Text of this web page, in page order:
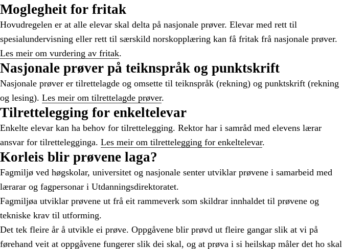
Moglegheit for fritak
Hovudregelen er at alle elevar skal delta på nasjonale prøver. Elevar med rett til
spesialundervisning eller rett til særskild norskopplæring kan få fritak frå nasjonale prøver.
Les meir om vurdering av fritak.
Nasjonale prøver på teiknspråk og punktskrift
Nasjonale prøver er tilrettelagde og omsette til teiknspråk (rekning) og punktskrift (rekning
og lesing). Les meir om tilrettelagde prøver.
Tilrettelegging for enkeltelevar
Enkelte elevar kan ha behov for tilrettelegging. Rektor har i samråd med elevens lærar
ansvar for tilrettelegginga. Les meir om tilrettelegging for enkeltelevar.
Korleis blir prøvene laga?
Fagmiljø ved høgskolar, universitet og nasjonale senter utviklar prøvene i samarbeid med
lærarar og fagpersonar i Utdanningsdirektoratet.
Fagmiljøa utviklar prøvene ut frå eit rammeverk som skildrar innhaldet til prøvene og
tekniske krav til utforming.
Det tek fleire år å utvikle ei prøve. Oppgåvene blir prøvd ut fleire gangar slik at vi på
førehand veit at oppgåvene fungerer slik dei skal, og at prøva i si heilskap måler det ho skal